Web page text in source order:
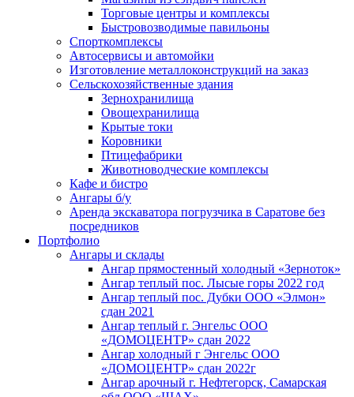
Торговые центры и комплексы
Быстровозводимые павильоны
Спорткомплексы
Автосервисы и автомойки
Изготовление металлоконструкций на заказ
Сельскохозяйственные здания
Зернохранилища
Овощехранилища
Крытые токи
Коровники
Птицефабрики
Животноводческие комплексы
Кафе и бистро
Ангары б/у
Аpендa экскаватора погpузчика в Cаратoвe без
посредников
Портфолио
Ангары и склады
Ангар прямостенный холодный «Зерноток»
Ангар теплый пос. Лысые горы 2022 год
Ангар теплый пос. Дубки ООО «Элмон»
сдан 2021
Ангар теплый г. Энгельс ООО
«ДОМОЦЕНТР» сдан 2022
Ангар холодный г Энгельс ООО
«ДОМОЦЕНТР» сдан 2022г
Ангар арочный г. Нефтегорск, Самарская